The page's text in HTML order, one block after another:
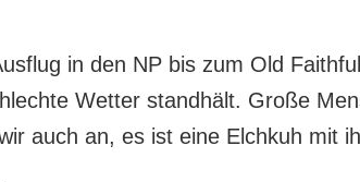
in den NP bis zum Old
Wetter standhält. Große
auch an, es ist eine Elchkuh mit